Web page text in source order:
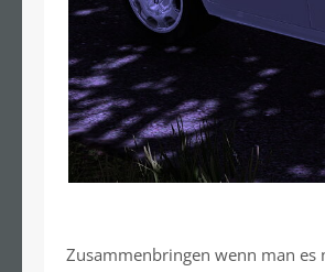
Zusammenbringen wenn man es